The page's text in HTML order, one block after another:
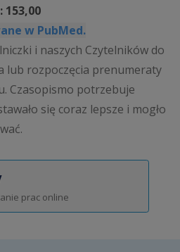
153,00
w PubMed.
i naszych Czytelników do
lub rozpoczęcia prenumeraty
Czasopismo potrzebuje
się coraz lepsze i mogło
prac online